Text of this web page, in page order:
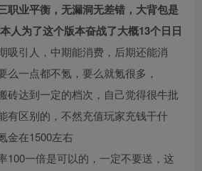
职业平衡，无漏洞无差错，大背包是
人为了这个版本奋战了大概13个日日
吸引人，中期能消费，后期还能消
么一点都不氪，要么就氪很多，
砖达到一定的档次，自己觉得很牛批
有区别的，不然充值玩家充钱干什
金在1500左右
100一倍是可以的，一定不要送，这